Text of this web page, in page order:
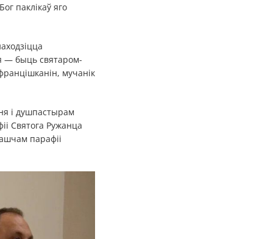
паклікаў яго
— быць святаром-
мучанік
і душпастырам
Святога Ружанца
парафіі